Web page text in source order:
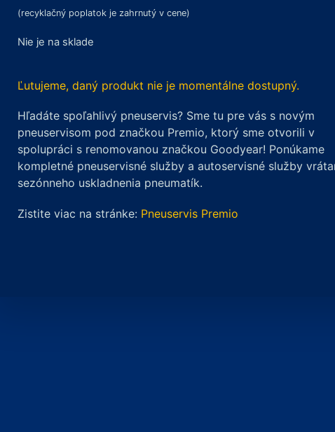
(recyklačný poplatok je zahrnutý v cene)
Nie je na sklade
Ľutujeme, daný produkt nie je momentálne dostupný.
Hľadáte spoľahlivý pneuservis? Sme tu pre vás s novým
pneuservisom pod značkou Premio, ktorý sme otvorili v
spolupráci s renomovanou značkou Goodyear! Ponúkame
kompletné pneuservisné služby a autoservisné služby
sezónneho uskladnenia pneumatík.
Zistite viac na stránke: Pneuservis Premio